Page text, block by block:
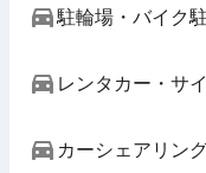
駐輪場・バイク
レンタカー・サ
カーシェアリン